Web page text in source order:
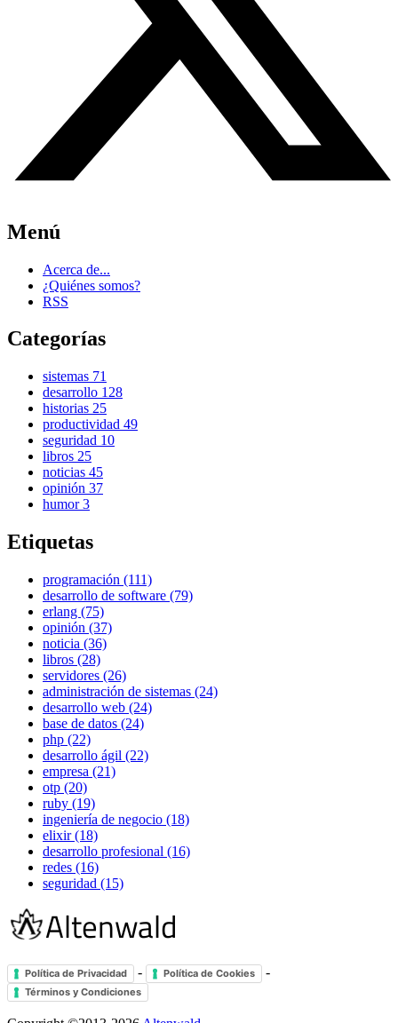
Menú
Acerca de...
¿Quiénes somos?
RSS
Categorías
sistemas 71
desarrollo 128
historias 25
productividad 49
seguridad 10
libros 25
noticias 45
opinión 37
humor3
Etiquetas
programación (111)
desarrollo de software (79)
erlang (75)
opinión (37)
noticia (36)
libros (28)
servidores (26)
administración de sistemas (24)
desarrollo web (24)
base de datos (24)
php (22)
desarrollo ágil (22)
empresa (21)
otp (20)
ruby (19)
ingeniería de negocio (18)
elixir (18)
desarrollo profesional (16)
redes (16)
seguridad (15)
Política de Privacidad - Política de Cookies -
Términos y Condiciones